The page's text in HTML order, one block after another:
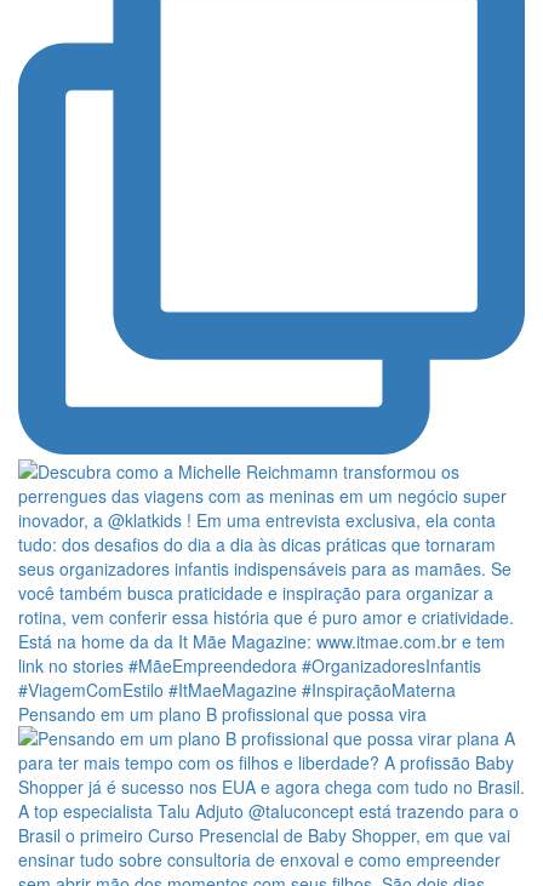
Pensando em um plano B profissional que possa vira